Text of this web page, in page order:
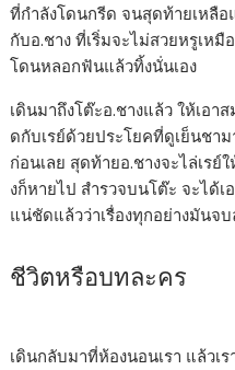
ที่กำลังโดนกรีด จนสุดท้ายเหลื
กับอ.ชาง ที่เริ่มจะไม่สวยหรูเห
โดนหลอกฟันแล้วทิ้งนั่นเอง
เดินมาถึงโต๊ะอ.ชางแล้ว ให้เอา
ดกับเรย์ด้วยประโยคที่ดูเย็นชาม
ก่อนเลย สุดท้ายอ.ชางจะไล่เรย์
งก็หายไป สำรวจบนโต๊ะ จะได้เ
แน่ชัดแล้วว่าเรื่องทุกอย่างมันจ
ชีวิตหรือบทละคร
เดินกลับมาที่ห้องนอนเรา แล้วเ